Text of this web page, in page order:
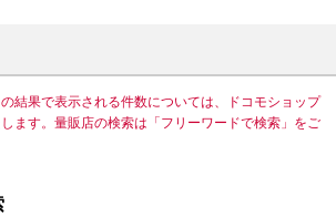
の結果で表示される件数については、ドコモショップ
ます。量販店の検索は「フリーワードで検索」をご